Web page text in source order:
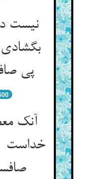
نیست
پی
آنک
خداست